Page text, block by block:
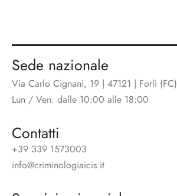
Sede nazionale
Via Carlo Cignani, 19 | 47121 | Forlì (FC)
Lun / Ven: dalle 10:00 alle 18:00
Contatti
+39 339 1573003
info@criminologiaicis.it